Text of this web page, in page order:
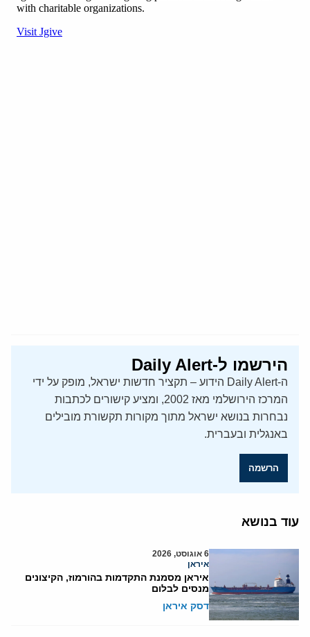
הירשמו ל-Daily Alert
ה-Daily Alert הידוע – תקציר חדשות ישראל, מופק על ידי
המרכז הירושלמי מאז 2002, ומציע קישורים לכתבות
נבחרות בנושא ישראל מתוך מקורות תקשורת מובילים
באנגלית ובעברית.
הרשמה
עוד בנושא
6 אוגוסט, 2026
איראן
איראן מסמנת התקדמות בהורמוז, הקיצונים
מנסים לבלום
דסק איראן